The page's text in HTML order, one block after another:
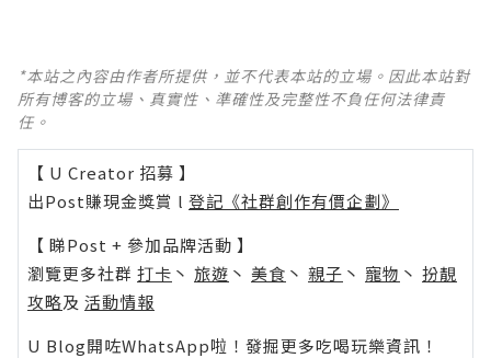
*本站之內容由作者所提供，並不代表本站的立場。因此本站對
所有博客的立場、真實性、準確性及完整性不負任何法律責
任。
【 U Creator 招募 】
出Post賺現金獎賞 l 登記《社群創作有價企劃》
【 睇Post + 參加品牌活動 】
瀏覽更多社群 打卡 丶 旅遊 丶 美食 丶 親子 丶 寵物 丶 扮靚
攻略及 活動情報
U Blog開咗WhatsApp啦！發掘更多吃喝玩樂資訊！